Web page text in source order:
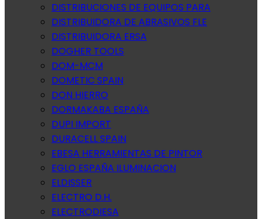
DISTRIBUCIONES DE EQUIPOS PARA
DISTRIBUIDORA DE ABRASIVOS FLE
DISTRIBUIDORA ERSA
DOGHER TOOLS
DOM-MCM
DOMETIC SPAIN
DON HIERRO
DORMAKABA ESPAÑA
DUPI IMPORT
DURACELL SPAIN
EBESA HERRAMIENTAS DE PINTOR
EGLO ESPAÑA ILUMINACION
ELDISSER
ELECTRO D.H.
ELECTRODIESA